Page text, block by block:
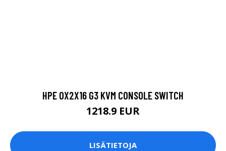
HPE 0X2X16 G3 KVM CONSOLE SWITCH
1218.9 EUR
LISÄTIETOJA